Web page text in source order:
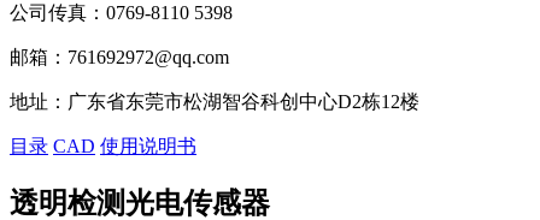
公司传真： 0769-8110 5398
邮箱： 761692972@qq.com
地址： 广东省东莞市松湖智谷科创中心D2栋12楼
目录 CAD 使用说明书
透明检测光电传感器